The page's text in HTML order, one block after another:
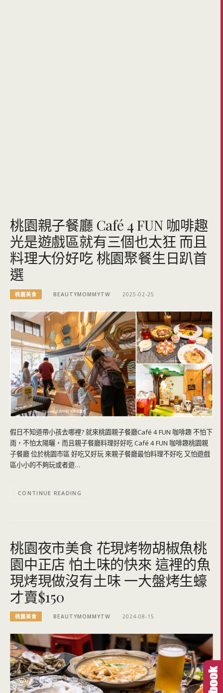
桃園親子餐廳 Café 4 FUN 咖啡趣
光是遊戲區就有三個也太狂 而且
料理大份好吃 桃園聚餐生日趴首
選
桃園美食 BEAUTYMOMMYTW 2025-02-25
假日不知道帶小孩去哪裡? 就來桃園親子餐廳Café 4 FUN 咖啡趣 不怕下
雨，不怕太陽曬，而且親子餐廳料理好好吃 Café 4 FUN 咖啡趣桃園親
子餐廳 位於桃園市區 好吃又好玩 來親子餐廳最怕料理不好吃 又怕遊戲
區小小的不夠玩或者遊…
CONTINUE READING
桃園夜市美食 花現烤物胡椒魚桃
園中正店 怕土味的快來 這裡的魚
現烤現做沒有土味 一大盤烤生蠔
才賣$150
桃園美食 BEAUTYMOMMYTW 2024-08-15